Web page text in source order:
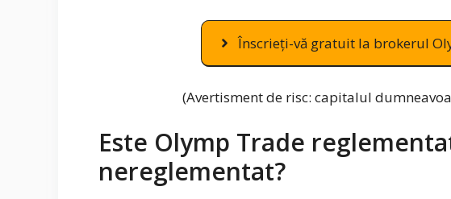
Înscrieți-vă gratuit la brokerul
(Avertisment de risc: capitalul
Este Olymp Trade
nereglementat?